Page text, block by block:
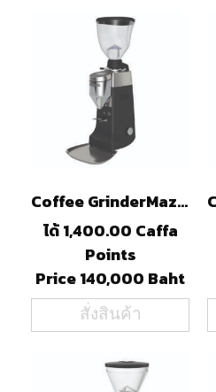
Coffee GrinderMazzerRoburSBlack
ได้ 1,400.00 Caffa
Points
Price 140,000 Baht
สั่งสินค้า